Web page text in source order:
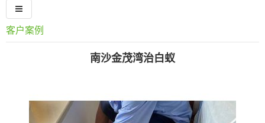
客户案例
南沙金茂湾治白蚁